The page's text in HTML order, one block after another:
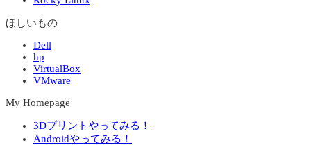
ほしいもの
Dell
hp
VirtualBox
VMware
My Homepage
3Dプリントやってみる！
Androidやってみる！